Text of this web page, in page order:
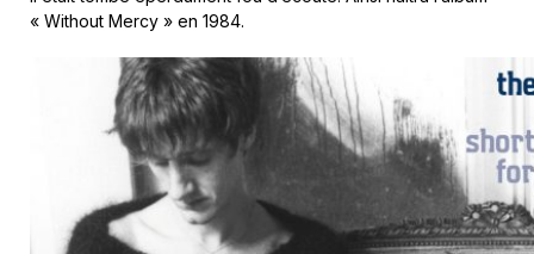
« Without Mercy » en 1984.